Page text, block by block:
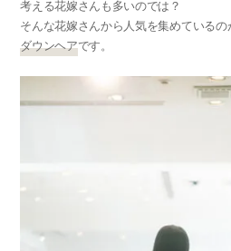
考える花嫁さんも多いのでは？
そんな花嫁さんから人気を集めているの
ダウンヘアです。